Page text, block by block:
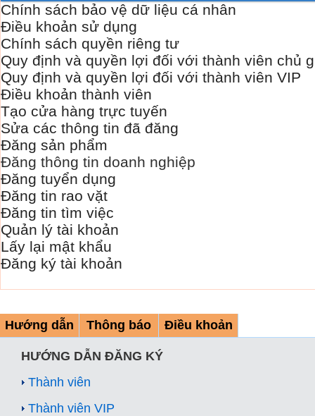
Chính sách bảo vệ dữ liệu cá nhân
Điều khoản sử dụng
Chính sách quyền riêng tư
Quy định và quyền lợi đối với thành viên chủ
Quy định và quyền lợi đối với thành viên VIP
Điều khoản thành viên
Tạo cửa hàng trực tuyến
Sửa các thông tin đã đăng
Đăng sản phẩm
Đăng thông tin doanh nghiệp
Đăng tuyển dụng
Đăng tin rao vặt
Đăng tin tìm việc
Quản lý tài khoản
Lấy lại mật khẩu
Đăng ký tài khoản
Hướng dẫn Thông báo Điều khoản
HƯỚNG DẪN ĐĂNG KÝ
Thành viên
Thành viên VIP